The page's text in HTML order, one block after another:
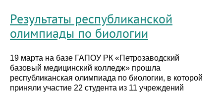
Результаты республиканской
олимпиады по биологии
19 марта на базе ГАПОУ РК «Петрозаводский
базовый медицинский колледж» прошла
республиканская олимпиада по биологии, в которой
приняли участие 22 студента из 11 учреждений